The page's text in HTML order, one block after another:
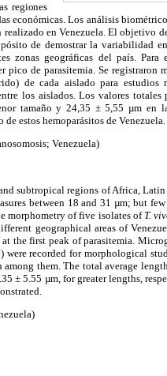
regiones
económicas. Los análisis
en Venezuela. El objetivo
de demostrar la variabilidad
zonas geográficas del país. Para
pico de parasitemia. Se registraron
de cada aislado para estudios
los aislados. Los valores totales
tamaño y 24,35 ± 5,55 µm en
estos hemoparásitos de Venezuela.
Venezuela)
subtropical regions of Africa, Latin
between 18 and 31 µm; but
morphometry of five isolates of T.
geographical areas of
the first peak of parasitemia.
recorded for morphological
them. The total average
± 5.55 µm, for greater lengths,